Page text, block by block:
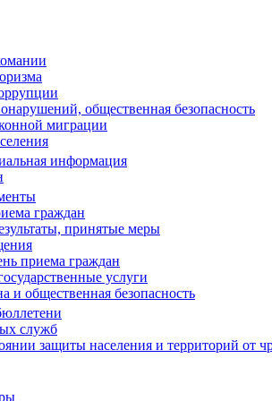
общественная безопасность
миграции
информация
граждан
принятые меры
приема граждан
услуги
и общественная безопасность
служб
защиты населения и территорий от